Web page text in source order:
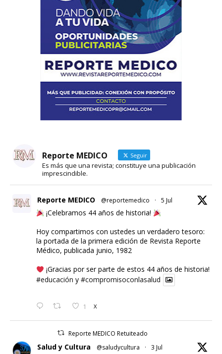
Reporte MEDICO Seguir
Es más que una revista; constituye una publicación
imprescindible.
Reporte MEDICO @reportemedico · 5 Jul
¡Celebramos 44 años de historia!
Hoy compartimos con ustedes un verdadero tesoro:
la portada de la primera edición de Revista Reporte
Médico, publicada junio, 1982
¡Gracias por ser parte de estos 44 años de historia!
#educación y #compromisoconlasalud
1 X
Reporte MEDICO Retuiteado
Salud y Cultura @saludycultura · 3 Jul